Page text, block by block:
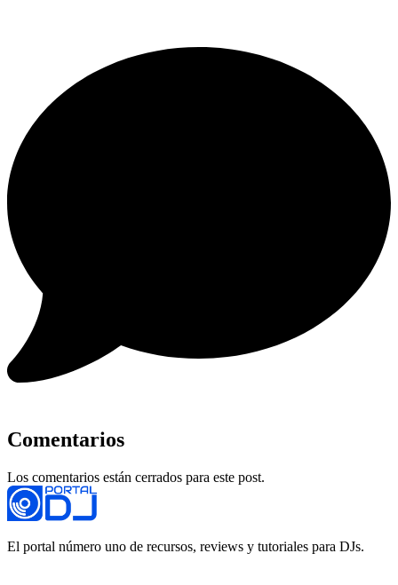
Comentarios
Los comentarios están cerrados para este post.
El portal número uno de recursos, reviews y tutoriales para DJs.